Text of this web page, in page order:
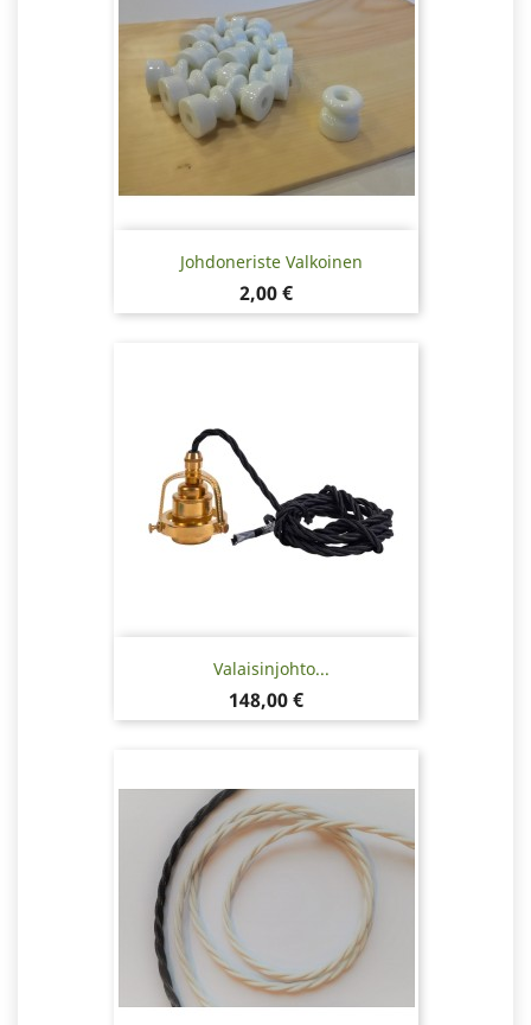
Johdoneriste Valkoinen
Hinta
2,00 €
Valaisinjohto...
Hinta
148,00 €